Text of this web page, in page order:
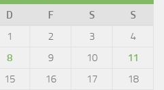
D F S
S
1
2 3
4
8 9 10
11
15 16 17
18